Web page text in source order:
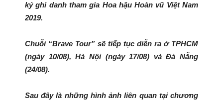
ký ghi danh tham gia Hoa hậu Hoàn vũ Việt Nam
2019.
Chuỗi “Brave Tour” sẽ tiếp tục diễn ra ở TPHCM
(ngày 10/08), Hà Nội (ngày 17/08) và Đà Nẵng
(24/08).
Sau đây là những hình ảnh liên quan tại chương